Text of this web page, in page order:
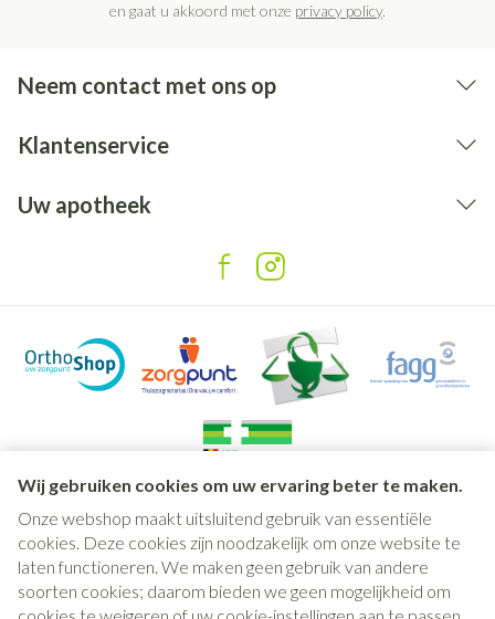
Wij gebruiken cookies om uw ervaring beter te maken.
Onze webshop maakt uitsluitend gebruik van essentiële
cookies. Deze cookies zijn noodzakelijk om onze website te
laten functioneren. We maken geen gebruik van andere
soorten cookies; daarom bieden we geen mogelijkheid om
en gaat u akkoord met onze privacy policy.
Neem contact met ons op
Klantenservice
Uw apotheek
Juridische links